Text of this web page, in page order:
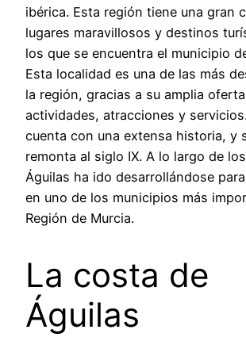
ibérica. Esta región tiene una gran
lugares maravillosos y destinos
los que se encuentra el municipio
Esta localidad es una de las más
la región, gracias a su amplia
actividades, atracciones y
cuenta con una extensa historia, y
remonta al siglo IX. A lo largo de
Águilas ha ido desarrollándose
en uno de los municipios más
Región de Murcia.
La costa de
Águilas